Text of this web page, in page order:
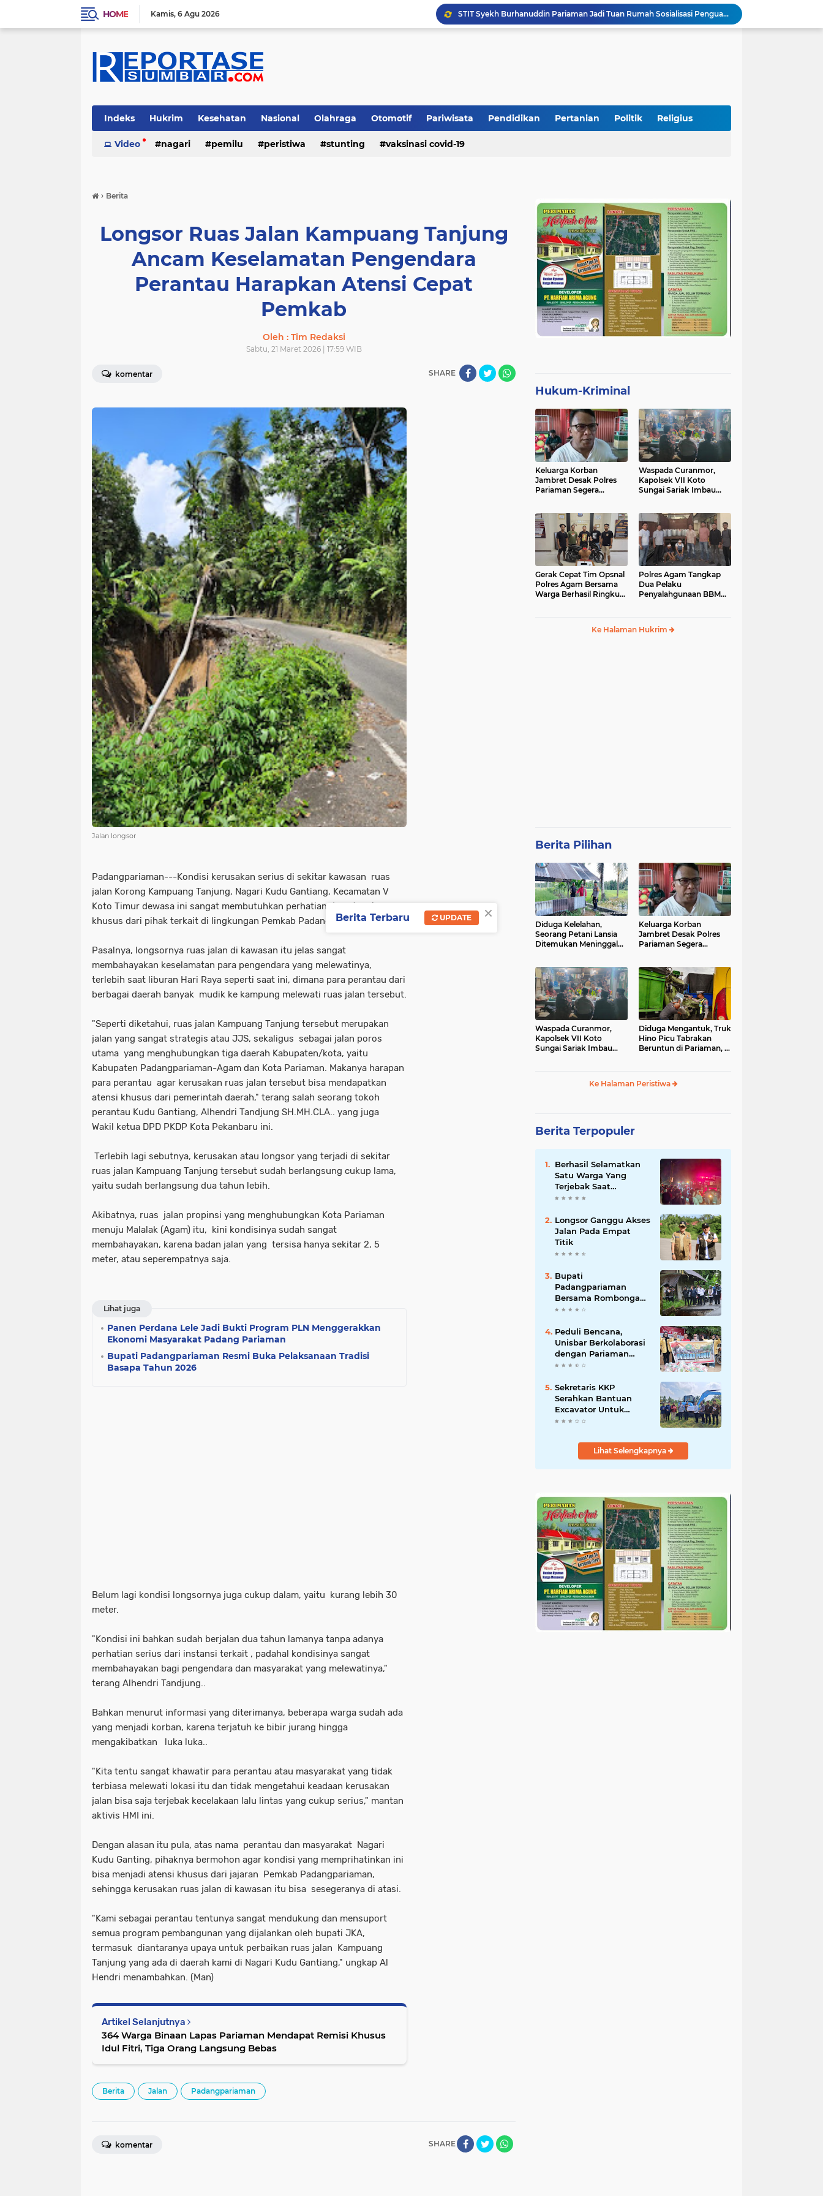
HOME Kamis 6 Agu 2026
STIT Syekh Burhanuddin Pariaman Jadi Tuan Rumah Sosialisasi Penguatan Ideologi Pancasila Bersama BPIP dan DPR RI
Peduli Bencana, Unisbar Berkolaborasi dengan Pariaman Women Power Salurkan Bantuan untuk Korban Banjir di Padang
Berhasil Selamatkan Satu Warga Yang Terjebak Saat Kebakaran
Sekretaris KKP Serahkan Bantuan Excavator Untuk Pelaku Usaha Perikanan
Indeks Hukrim Kesehatan Nasional Olahraga Otomotif Pariwisata Pendidikan Pertanian Politik Religius
Video nagari pemilu peristiwa stunting vaksinasi covid-19
› Berita
Longsor Ruas Jalan Kampuang Tanjung
Ancam Keselamatan Pengendara
Perantau Harapkan Atensi Cepat
Pemkab
Oleh : Tim Redaksi
Sabtu, 21 Maret 2026 | 17:59 WIB
komentar SHARE
Jalan longsor
Padangpariaman---Kondisi kerusakan serius di sekitar kawasan ruas
jalan Korong Kampuang Tanjung, Nagari Kudu Gantiang, Kecamatan V
Koto Timur dewasa ini sangat membutuhkan perhatian dan atensi
khusus dari pihak terkait di lingkungan Pemkab Padangpariaman.
Pasalnya, longsornya ruas jalan di kawasan itu jelas sangat
membahayakan keselamatan para pengendara yang melewatinya,
terlebih saat liburan Hari Raya seperti saat ini, dimana para perantau dari
berbagai daerah banyak mudik ke kampung melewati ruas jalan tersebut.
"Seperti diketahui, ruas jalan Kampuang Tanjung tersebut merupakan
jalan yang sangat strategis atau JJS, sekaligus sebagai jalan poros
utama yang menghubungkan tiga daerah Kabupaten/kota, yaitu
Kabupaten Padangpariaman-Agam dan Kota Pariaman. Makanya harapan
para perantau agar kerusakan ruas jalan tersebut bisa mendapatkan
atensi khusus dari pemerintah daerah," terang salah seorang tokoh
perantau Kudu Gantiang, Alhendri Tandjung SH.MH.CLA.. yang juga
Wakil ketua DPD PKDP Kota Pekanbaru ini.
Terlebih lagi sebutnya, kerusakan atau longsor yang terjadi di sekitar
ruas jalan Kampuang Tanjung tersebut sudah berlangsung cukup lama,
yaitu sudah berlangsung dua tahun lebih.
Akibatnya, ruas jalan propinsi yang menghubungkan Kota Pariaman
menuju Malalak (Agam) itu, kini kondisinya sudah sangat
membahayakan, karena badan jalan yang tersisa hanya sekitar 2, 5
meter, atau seperempatnya saja.
Lihat juga
Panen Perdana Lele Jadi Bukti Program PLN Menggerakkan
Ekonomi Masyarakat Padang Pariaman
Bupati Padangpariaman Resmi Buka Pelaksanaan Tradisi
Basapa Tahun 2026
Belum lagi kondisi longsornya juga cukup dalam, yaitu kurang lebih 30
meter.
"Kondisi ini bahkan sudah berjalan dua tahun lamanya tanpa adanya
perhatian serius dari instansi terkait , padahal kondisinya sangat
membahayakan bagi pengendara dan masyarakat yang melewatinya,"
terang Alhendri Tandjung..
Bahkan menurut informasi yang diterimanya, beberapa warga sudah ada
yang menjadi korban, karena terjatuh ke bibir jurang hingga
mengakibatkan luka luka..
"Kita tentu sangat khawatir para perantau atau masyarakat yang tidak
terbiasa melewati lokasi itu dan tidak mengetahui keadaan kerusakan
jalan bisa saja terjebak kecelakaan lalu lintas yang cukup serius," mantan
aktivis HMI ini.
Dengan alasan itu pula, atas nama perantau dan masyarakat Nagari
Kudu Ganting, pihaknya bermohon agar kondisi yang memprihatinkan ini
bisa menjadi atensi khusus dari jajaran Pemkab Padangpariaman,
sehingga kerusakan ruas jalan di kawasan itu bisa sesegeranya di atasi.
"Kami sebagai perantau tentunya sangat mendukung dan mensuport
semua program pembangunan yang dijalankan oleh bupati JKA,
termasuk diantaranya upaya untuk perbaikan ruas jalan Kampuang
Tanjung yang ada di daerah kami di Nagari Kudu Gantiang," ungkap Al
Hendri menambahkan. (Man)
Artikel Selanjutnya
364 Warga Binaan Lapas Pariaman Mendapat Remisi Khusus
Idul Fitri, Tiga Orang Langsung Bebas
Berita Jalan Padangpariaman
SHARE
komentar
Hukum-Kriminal
Keluarga Korban
Jambret Desak Polres
Pariaman Segera
Waspada Curanmor,
Kapolsek VII Koto
Sungai Sariak Imbau
Gerak Cepat Tim Opsnal
Polres Agam Bersama
Warga Berhasil Ringkus
Polres Agam Tangkap
Dua Pelaku
Penyalahgunaan BBM
Ke Halaman Hukrim
Berita Pilihan
Diduga Kelelahan,
Seorang Petani Lansia
Ditemukan Meninggal
Keluarga Korban
Jambret Desak Polres
Pariaman Segera
Waspada Curanmor,
Kapolsek VII Koto
Sungai Sariak Imbau
Diduga Mengantuk, Truk
Hino Picu Tabrakan
Beruntun di Pariaman, 5
Ke Halaman Peristiwa
Berita Terpopuler
Berhasil Selamatkan
Satu Warga Yang
Terjebak Saat
Kebakaran
Longsor Ganggu Akses
Jalan Pada Empat
Titik
Bupati
Padangpariaman
Bersama Rombongan
Jemput Aspirasi
Peduli Bencana,
Unisbar Berkolaborasi
dengan Pariaman
Women Power
untuk Korban Banjir di
Padang
Sekretaris KKP
Serahkan Bantuan
Excavator Untuk
Pelaku Usaha
Lihat Selengkapnya
×
Berita Terbaru UPDATE